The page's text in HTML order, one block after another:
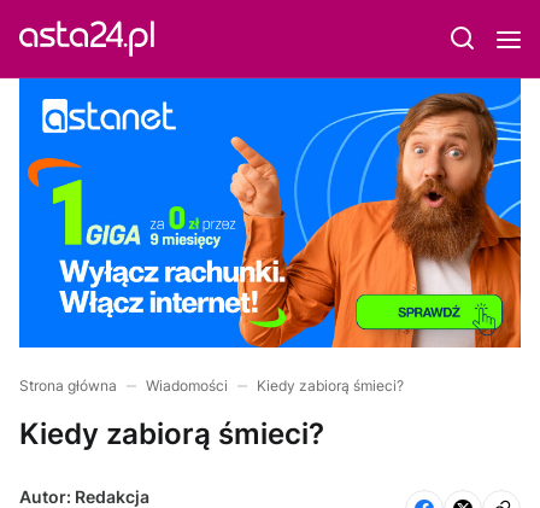
Strona główna Wiadomości Kiedy zabiorą śmieci?
Kiedy zabiorą śmieci?
Autor: Redakcja